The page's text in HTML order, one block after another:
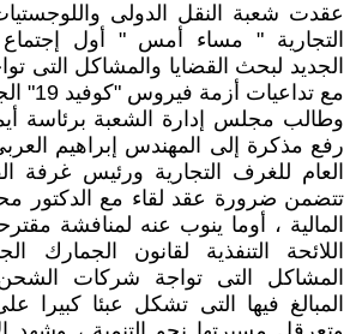
عقدت شعبة النقل الدولى
التجارية " مساء أمس " أول إجتماع
الجديد لبحث القضايا والمشاكل التى
مع تداعيات أزمة فيروس "كوفيد 19" الجديد
وطالب مجلس إدارة الشعبة برئاسة
رفع مذكرة إلى المهندس إبراهيم
العام للغرف التجارية ورئيس غرفة
تتضمن ضرورة عقد لقاء مع الدكتور
المالية ، أوما ينوب عنه لمنافشة
اللائحة التنفذية لقانون الجمارك
المشاكل التى تواجة شركات الشحن
المبالغ فيها التى تشكل عبئا كبيرا